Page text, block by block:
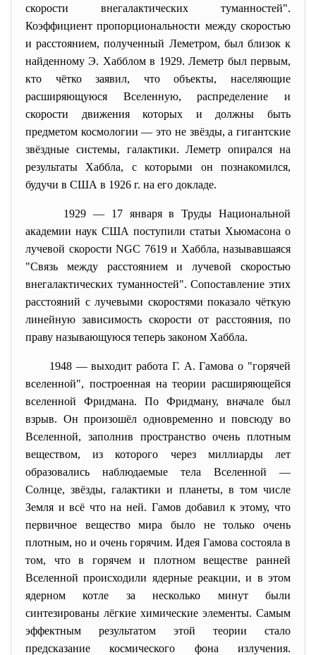
скорости внегалактических туманностей".
Коэффициент пропорциональности между скоростью
и расстоянием, полученный Леметром, был близок к
найденному Э. Хабблом в 1929. Леметр был первым,
кто чётко заявил, что объекты, населяющие
расширяющуюся Вселенную, распределение и
скорости движения которых и должны быть
предметом космологии — это не звёзды, а гигантские
звёздные системы, галактики. Леметр опирался на
результаты Хаббла, с которыми он познакомился,
будучи в США в 1926 г. на его докладе.
1929 — 17 января в Труды Национальной
академии наук США поступили статьи Хьюмасона о
лучевой скорости NGC 7619 и Хаббла, называвшаяся
"Связь между расстоянием и лучевой скоростью
внегалактических туманностей". Сопоставление этих
расстояний с лучевыми скоростями показало чёткую
линейную зависимость скорости от расстояния, по
праву называющуюся теперь законом Хаббла.
1948 — выходит работа Г. А. Гамова о "горячей
вселенной", построенная на теории расширяющейся
вселенной Фридмана. По Фридману, вначале был
взрыв. Он произошёл одновременно и повсюду во
Вселенной, заполнив пространство очень плотным
веществом, из которого через миллиарды лет
образовались наблюдаемые тела Вселенной —
Солнце, звёзды, галактики и планеты, в том числе
Земля и всё что на ней. Гамов добавил к этому, что
первичное вещество мира было не только очень
плотным, но и очень горячим. Идея Гамова состояла в
том, что в горячем и плотном веществе ранней
Вселенной происходили ядерные реакции, и в этом
ядерном котле за несколько минут были
синтезированы лёгкие химические элементы. Самым
эффектным результатом этой теории стало
предсказание космического фона излучения.